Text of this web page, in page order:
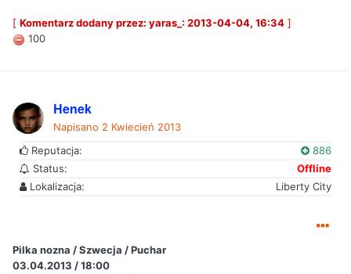
[ Komentarz dodany przez: yaras_: 2013-04-04, 16:34 ]
100
Henek
Napisano 2 Kwiecień 2013
Reputacja:
886
Status:
Offline
Lokalizacja:
Liberty City
Pilka nozna / Szwecja / Puchar
03.04.2013 / 18:00